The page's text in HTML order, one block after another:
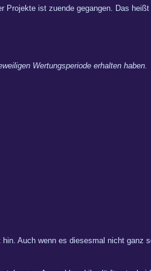
ist zuende gegangen. Das
Wertungsperiode erhalten haben.
Auch wenn es diesesmal nicht ganz